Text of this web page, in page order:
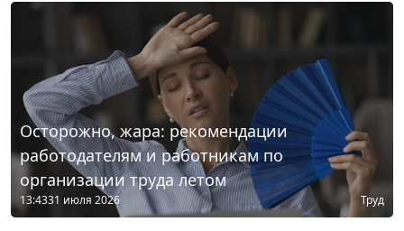
Осторожно, жара: рекомендации
работодателям и работникам по
организации труда летом
13:4331 июля 2026 Труд